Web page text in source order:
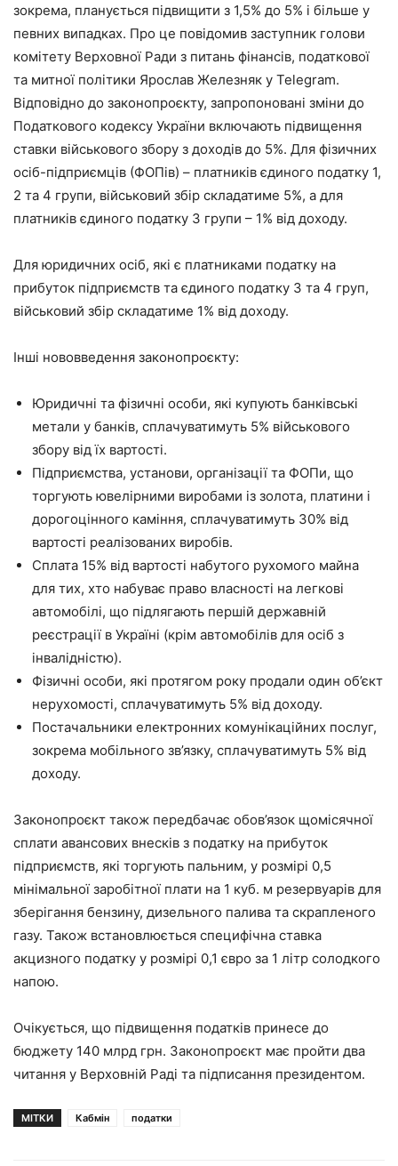
зокрема, планується підвищити з 1,5% до 5% і більше у
певних випадках. Про це повідомив заступник голови
комітету Верховної Ради з питань фінансів, податкової
та митної політики Ярослав Железняк у Telegram.
Відповідно до законопроєкту, запропоновані зміни до
Податкового кодексу України включають підвищення
ставки військового збору з доходів до 5%. Для фізичних
осіб-підприємців (ФОПів) – платників єдиного податку 1,
2 та 4 групи, військовий збір складатиме 5%, а для
платників єдиного податку 3 групи – 1% від доходу.
Для юридичних осіб, які є платниками податку на
прибуток підприємств та єдиного податку 3 та 4 груп,
військовий збір складатиме 1% від доходу.
Інші нововведення законопроєкту:
Юридичні та фізичні особи, які купують банківські
метали у банків, сплачуватимуть 5% військового
збору від їх вартості.
Підприємства, установи, організації та ФОПи, що
торгують ювелірними виробами із золота, платини і
дорогоцінного каміння, сплачуватимуть 30% від
вартості реалізованих виробів.
Сплата 15% від вартості набутого рухомого майна
для тих, хто набуває право власності на легкові
автомобілі, що підлягають першій державній
реєстрації в Україні (крім автомобілів для осіб з
інвалідністю).
Фізичні особи, які протягом року продали один об’єкт
нерухомості, сплачуватимуть 5% від доходу.
Постачальники електронних комунікаційних послуг,
зокрема мобільного зв’язку, сплачуватимуть 5% від
доходу.
Законопроєкт також передбачає обов’язок щомісячної
сплати авансових внесків з податку на прибуток
підприємств, які торгують пальним, у розмірі 0,5
мінімальної заробітної плати на 1 куб. м резервуарів для
зберігання бензину, дизельного палива та скрапленого
газу. Також встановлюється специфічна ставка
акцизного податку у розмірі 0,1 євро за 1 літр солодкого
напою.
Очікується, що підвищення податків принесе до
бюджету 140 млрд грн. Законопроєкт має пройти два
читання у Верховній Раді та підписання президентом.
МІТКИ Кабмін податки